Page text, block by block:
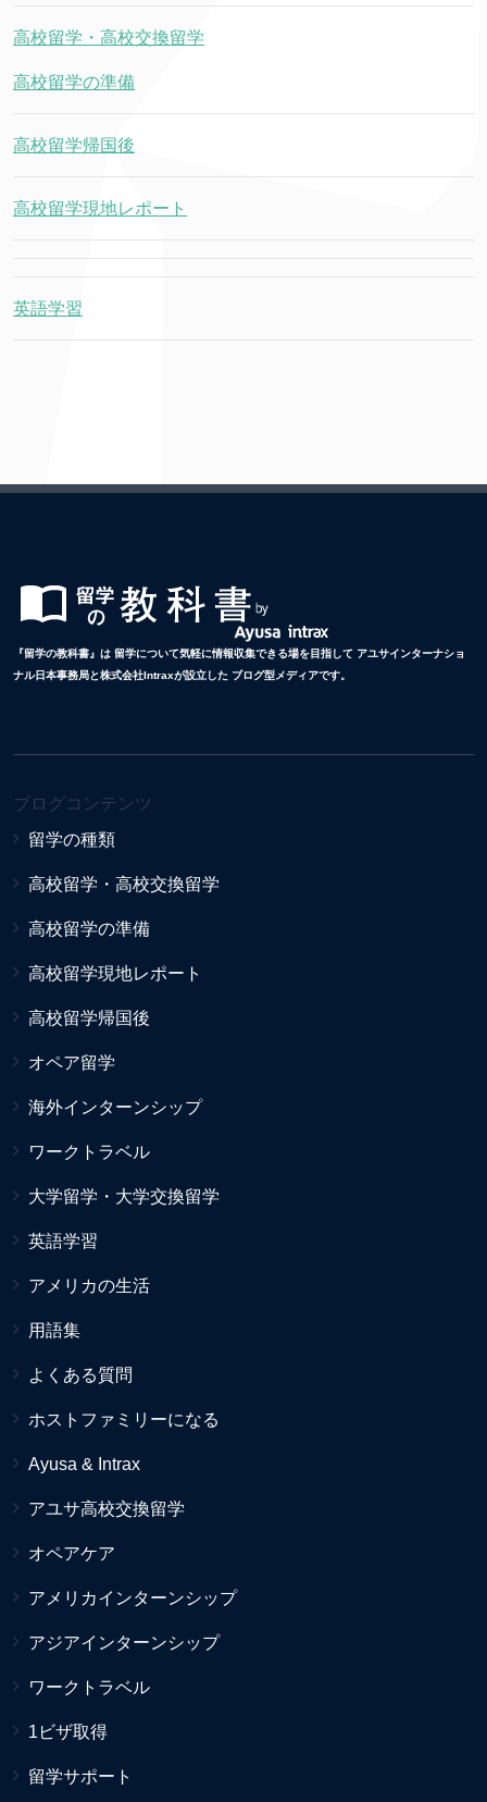
高校留学・高校交換留学
高校留学の準備
高校留学帰国後
高校留学現地レポート
英語学習
『留学の教科書』は 留学について気軽に情報収集できる場を目指して アユサインターナショ
ナル日本事務局と株式会社Intraxが設立した ブログ型メディアです。
ブログコンテンツ
留学の種類
高校留学・高校交換留学
高校留学の準備
高校留学現地レポート
高校留学帰国後
オペア留学
海外インターンシップ
ワークトラベル
大学留学・大学交換留学
英語学習
アメリカの生活
用語集
よくある質問
ホストファミリーになる
Ayusa & Intrax
アユサ高校交換留学
オペアケア
アメリカインターンシップ
アジアインターンシップ
ワークトラベル
1ビザ取得
留学サポート